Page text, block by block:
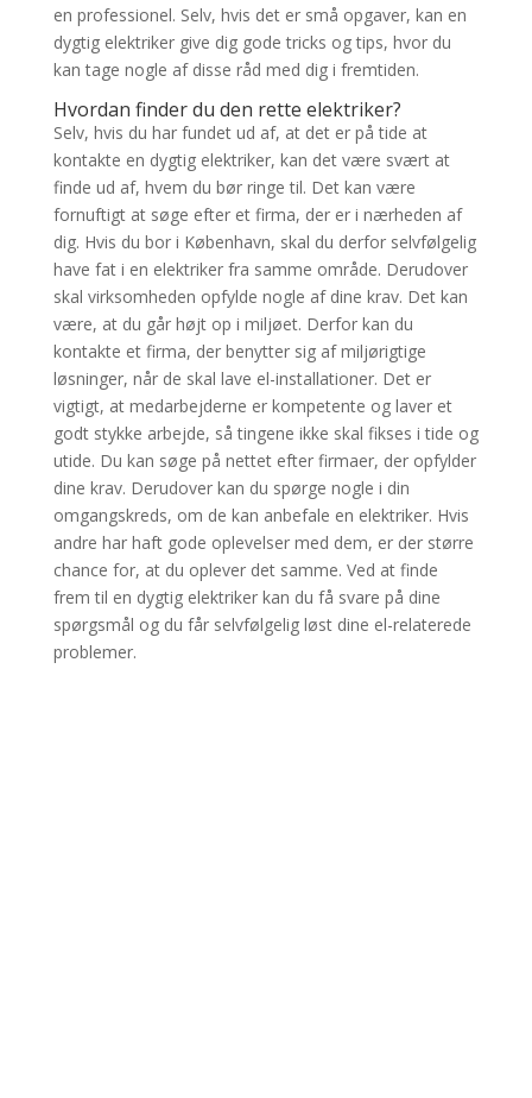
en professionel. Selv, hvis det er små opgaver, kan en
dygtig elektriker give dig gode tricks og tips, hvor du
kan tage nogle af disse råd med dig i fremtiden.
Hvordan finder du den rette elektriker?
Selv, hvis du har fundet ud af, at det er på tide at
kontakte en dygtig elektriker, kan det være svært at
finde ud af, hvem du bør ringe til. Det kan være
fornuftigt at søge efter et firma, der er i nærheden af
dig. Hvis du bor i København, skal du derfor selvfølgelig
have fat i en elektriker fra samme område. Derudover
skal virksomheden opfylde nogle af dine krav. Det kan
være, at du går højt op i miljøet. Derfor kan du
kontakte et firma, der benytter sig af miljørigtige
løsninger, når de skal lave el-installationer. Det er
vigtigt, at medarbejderne er kompetente og laver et
godt stykke arbejde, så tingene ikke skal fikses i tide og
utide. Du kan søge på nettet efter firmaer, der opfylder
dine krav. Derudover kan du spørge nogle i din
omgangskreds, om de kan anbefale en elektriker. Hvis
andre har haft gode oplevelser med dem, er der større
chance for, at du oplever det samme. Ved at finde
frem til en dygtig elektriker kan du få svare på dine
spørgsmål og du får selvfølgelig løst dine el-relaterede
problemer.